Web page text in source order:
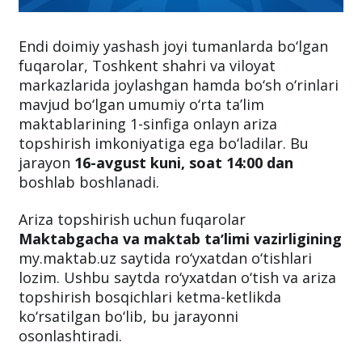
Endi doimiy yashash joyi tumanlarda bo‘lgan
fuqarolar, Toshkent shahri va viloyat
markazlarida joylashgan hamda bo‘sh o‘rinlari
mavjud bo‘lgan umumiy o‘rta taʼlim
maktablarining 1-sinfiga onlayn ariza
topshirish imkoniyatiga ega bo‘ladilar. Bu
jarayon 16-avgust kuni, soat 14:00 dan
boshlab boshlanadi.
Ariza topshirish uchun fuqarolar
Maktabgacha va maktab taʼlimi vazirligining
my.maktab.uz saytida ro‘yxatdan o‘tishlari
lozim. Ushbu saytda ro‘yxatdan o‘tish va ariza
topshirish bosqichlari ketma-ketlikda
ko‘rsatilgan bo‘lib, bu jarayonni
osonlashtiradi.